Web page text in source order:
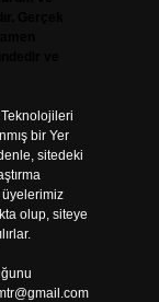
bir Yer
sitedeki
üyelerimiz
olup, siteye